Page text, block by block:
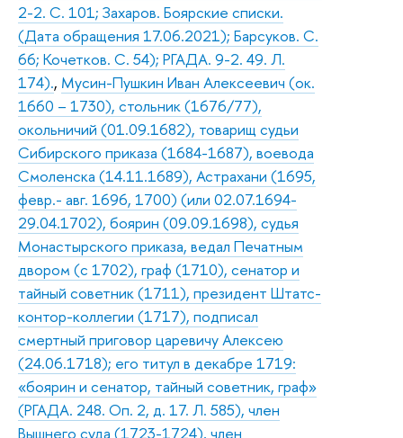
2-2. С. 101; Захаров. Боярские списки.
(Дата обращения 17.06.2021); Барсуков. С.
66; Кочетков. С. 54); РГАДА. 9-2. 49. Л.
174)., Мусин-Пушкин Иван Алексеевич (ок.
1660 – 1730), стольник (1676/77),
окольничий (01.09.1682), товарищ судьи
Сибирского приказа (1684-1687), воевода
Смоленска (14.11.1689), Астрахани (1695,
февр.- авг. 1696, 1700) (или 02.07.1694-
29.04.1702), боярин (09.09.1698), судья
Монастырского приказа, ведал Печатным
двором (с 1702), граф (1710), сенатор и
тайный советник (1711), президент Штатс-
контор-коллегии (1717), подписал
смертный приговор царевичу Алексею
(24.06.1718); его титул в декабре 1719:
«боярин и сенатор, тайный советник, граф»
(РГАДА. 248. Оп. 2, д. 17. Л. 585), член
Вышнего суда (1723-1724), член